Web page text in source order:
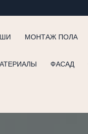
МОНТАЖ ПОЛА
ФАСАД